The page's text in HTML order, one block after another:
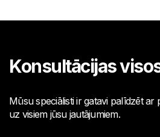
Konsultācijas
Mūsu speciālisti ir gatavi palīdzēt ar
uz visiem jūsu jautājumiem.